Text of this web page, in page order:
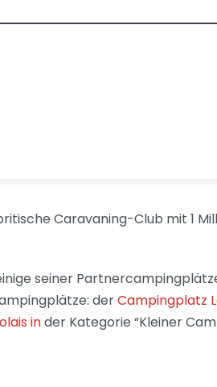
Caravaning-Club mit 1
seiner
derCampingplatz
inder Kategorie “Kleiner